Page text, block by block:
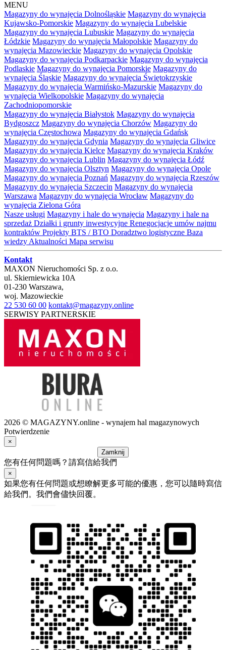
MENU
Magazyny do wynajęcia Dolnośląskie Magazyny do wynajęcia
Kujawsko-Pomorskie Magazyny do wynajęcia Lubelskie
Magazyny do wynajęcia Lubuskie Magazyny do wynajęcia
Łódzkie Magazyny do wynajęcia Małopolskie Magazyny do
wynajęcia Mazowieckie Magazyny do wynajęcia Opolskie
Magazyny do wynajęcia Podkarpackie Magazyny do wynajęcia
Podlaskie Magazyny do wynajęcia Pomorskie Magazyny do
wynajęcia Śląskie Magazyny do wynajęcia Świętokrzyskie
Magazyny do wynajęcia Warmińsko-Mazurskie Magazyny do
wynajęcia Wielkopolskie Magazyny do wynajęcia
Zachodniopomorskie
Magazyny do wynajęcia Białystok Magazyny do wynajęcia
Bydgoszcz Magazyny do wynajęcia Chorzów Magazyny do
wynajęcia Częstochowa Magazyny do wynajęcia Gdańsk
Magazyny do wynajęcia Gdynia Magazyny do wynajęcia Gliwice
Magazyny do wynajęcia Kielce Magazyny do wynajęcia Kraków
Magazyny do wynajęcia Lublin Magazyny do wynajęcia Łódź
Magazyny do wynajęcia Olsztyn Magazyny do wynajęcia Opole
Magazyny do wynajęcia Poznań Magazyny do wynajęcia Rzeszów
Magazyny do wynajęcia Szczecin Magazyny do wynajęcia
Warszawa Magazyny do wynajęcia Wrocław Magazyny do
wynajęcia Zielona Góra
Nasze usługi Magazyny i hale do wynajęcia Magazyny i hale na
sprzedaż Działki i grunty inwestycyjne Renegocjacje umów najmu
kontraktów Projekty BTS / BTO Doradztwo logistyczne Baza
wiedzy Aktualności Mapa serwisu
Kontakt
MAXON Nieruchomości Sp. z o.o.
ul. Skierniewicka 10A
01-230 Warszawa,
woj. Mazowieckie
22 530 60 00 kontakt@magazyny.online
SERWISY PARTNERSKIE
2026 © MAGAZYNY.online - wynajem hal magazynowych
Potwierdzenie
×
Zamknij
您有任何問題嗎？請寫信給我們
×
如果您有任何問題或想瞭解更多可能的優惠，您可以隨時寫信
給我們。我們會儘快回覆。